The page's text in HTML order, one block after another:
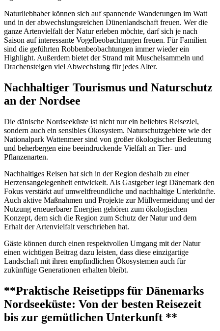
Naturliebhaber können sich auf spannende Wanderungen im Watt
und in der abwechslungsreichen Dünenlandschaft freuen. Wer die
ganze Artenvielfalt der Natur erleben möchte, darf sich je nach
Saison auf interessante Vogelbeobachtungen freuen. Für Familien
sind die geführten Robbenbeobachtungen immer wieder ein
Highlight. Außerdem bietet der Strand mit Muschelsammeln und
Drachensteigen viel Abwechslung für jedes Alter.
Nachhaltiger Tourismus und Naturschutz
an der Nordsee
Die dänische Nordseeküste ist nicht nur ein beliebtes Reiseziel,
sondern auch ein sensibles Ökosystem. Naturschutzgebiete wie der
Nationalpark Wattenmeer sind von großer ökologischer Bedeutung
und beherbergen eine beeindruckende Vielfalt an Tier- und
Pflanzenarten.
Nachhaltiges Reisen hat sich in der Region deshalb zu einer
Herzensangelegenheit entwickelt. Als Gastgeber legt Dänemark den
Fokus verstärkt auf umweltfreundliche und nachhaltige Unterkünfte.
Auch aktive Maßnahmen und Projekte zur Müllvermeidung und der
Nutzung erneuerbarer Energien gehören zum ökologischen
Konzept, dem sich die Region zum Schutz der Natur und dem
Erhalt der Artenvielfalt verschrieben hat.
Gäste können durch einen respektvollen Umgang mit der Natur
einen wichtigen Beitrag dazu leisten, dass diese einzigartige
Landschaft mit ihren empfindlichen Ökosystemen auch für
zukünftige Generationen erhalten bleibt.
**Praktische Reisetipps für Dänemarks
Nordseeküste: Von der besten Reisezeit
bis zur gemütlichen Unterkunft **